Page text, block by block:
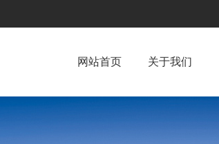
网站首页 关于我们